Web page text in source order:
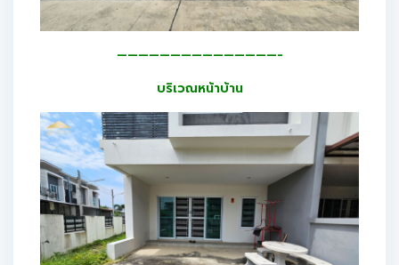
———————————————-
บริเวณหน้าบ้าน